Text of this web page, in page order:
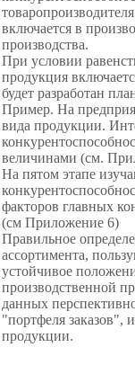
включается в
производства.
При условии
продукция
будет разработан
Пример. На
вида продукции.
величинами (см.
На пятом этапе
факторов главных
(см Приложение 6)
Правильное
ассортимента,
устойчивое
производственной
данных
"портфеля заказов",
продукции.